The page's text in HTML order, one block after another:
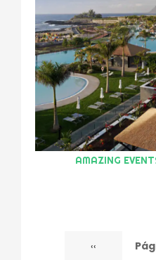
AMAZING
PaginaciónPágina
‹‹